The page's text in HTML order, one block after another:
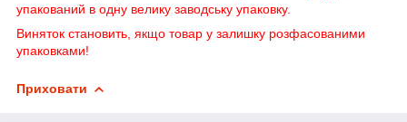
упакований в одну велику заводську упаковку.
Виняток становить, якщо товар у залишку розфасованими
упаковками!
Приховати